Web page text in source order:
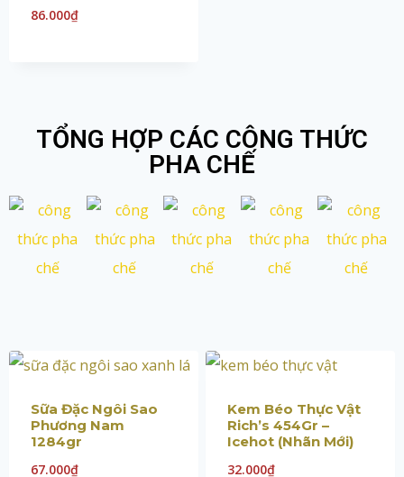
86.000₫
TỔNG HỢP CÁC CÔNG THỨC
PHA CHẾ
Sữa Đặc Ngôi Sao
Phương Nam
1284gr
67.000₫
Kem Béo Thực Vật
Rich’s 454Gr –
Icehot (Nhãn Mới)
32.000₫